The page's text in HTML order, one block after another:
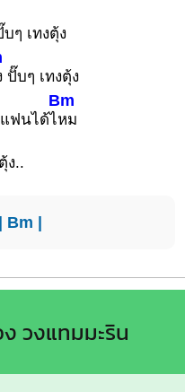
บๆ เทงตุ้ง
ปั๊บๆ เทงตุ้ง
ฟนได้ไ
Bm
หม
ง..
Bm |
วงแทมมะริน